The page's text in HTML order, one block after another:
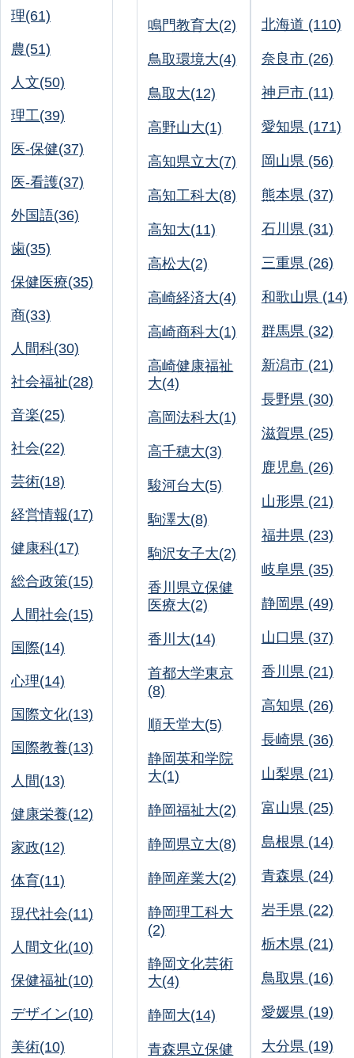
理(61)
農(51)
人文(50)
理工(39)
医-保健(37)
医-看護(37)
外国語(36)
歯(35)
保健医療(35)
商(33)
人間科(30)
社会福祉(28)
音楽(25)
社会(22)
芸術(18)
経営情報(17)
健康科(17)
総合政策(15)
人間社会(15)
国際(14)
心理(14)
国際文化(13)
国際教養(13)
人間(13)
健康栄養(12)
家政(12)
体育(11)
現代社会(11)
人間文化(10)
保健福祉(10)
デザイン(10)
美術(10)
鳴門教育大(2)
鳥取環境大(4)
鳥取大(12)
高野山大(1)
高知県立大(7)
高知工科大(8)
高知大(11)
高松大(2)
高崎経済大(4)
高崎商科大(1)
高崎健康福祉
大(4)
高岡法科大(1)
高千穂大(3)
駿河台大(5)
駒澤大(8)
駒沢女子大(2)
香川県立保健
医療大(2)
香川大(14)
首都大学東京
(8)
順天堂大(5)
静岡英和学院
大(1)
静岡福祉大(2)
静岡県立大(8)
静岡産業大(2)
静岡理工科大
(2)
静岡文化芸術
大(4)
静岡大(14)
青森県立保健
北海道 (110)
奈良市 (26)
神戸市 (11)
愛知県 (171)
岡山県 (56)
熊本県 (37)
石川県 (31)
三重県 (26)
和歌山県 (14)
群馬県 (32)
新潟市 (21)
長野県 (30)
滋賀県 (25)
鹿児島 (26)
山形県 (21)
福井県 (23)
岐阜県 (35)
静岡県 (49)
山口県 (37)
香川県 (21)
高知県 (26)
長崎県 (36)
山梨県 (21)
富山県 (25)
島根県 (14)
青森県 (24)
岩手県 (22)
栃木県 (21)
鳥取県 (16)
愛媛県 (19)
大分県 (19)